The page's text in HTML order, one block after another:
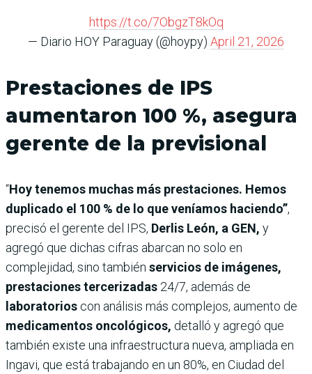
https://t.co/7ObgzT8kOq
— Diario HOY Paraguay (@hoypy) April 21, 2026
Prestaciones de IPS
aumentaron 100 %, asegura
gerente de la previsional
“Hoy tenemos muchas más prestaciones. Hemos
duplicado el 100 % de lo que veníamos haciendo”,
precisó el gerente del IPS, Derlis León, a GEN, y
agregó que dichas cifras abarcan no solo en
complejidad, sino también servicios de imágenes,
prestaciones tercerizadas 24/7, además de
laboratorios con análisis más complejos, aumento de
medicamentos oncológicos, detalló y agregó que
también existe una infraestructura nueva, ampliada en
Ingavi, que está trabajando en un 80%, en Ciudad del